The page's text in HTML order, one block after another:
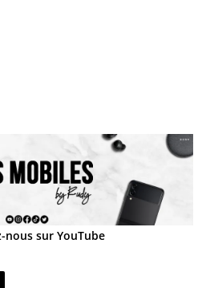
nous sur YouTube